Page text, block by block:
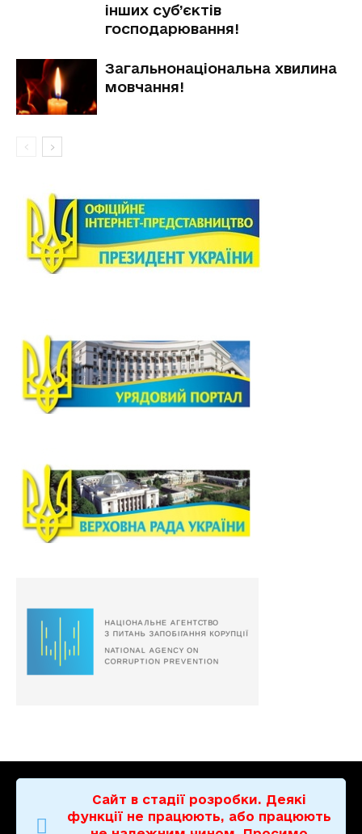
інших суб’єктів
господарювання!
Загальнонаціональна хвилина
мовчання!
Сайт в стадії розробки. Деякі
функції не працюють, або працюють